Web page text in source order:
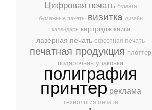
Цифровая печать бумага
бумажные пакеты визитка дизайн
календарь картридж книга
лазерная печать офсетная печать
печатная продукция плоттер
подарочная упаковка
полиграфия
принтер реклама
технология печати